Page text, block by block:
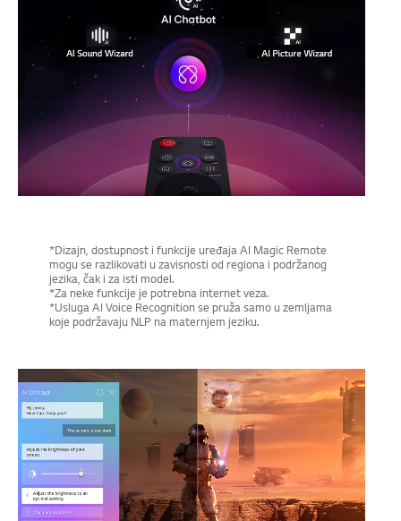
*Dizajn, dostupnost i funkcije uređaja AI Magic Remote
mogu se razlikovati u zavisnosti od regiona i podržanog
jezika, čak i za isti model.
*Za neke funkcije je potrebna internet veza.
*Usluga AI Voice Recognition se pruža samo u zemljama
koje podržavaju NLP na maternjem jeziku.